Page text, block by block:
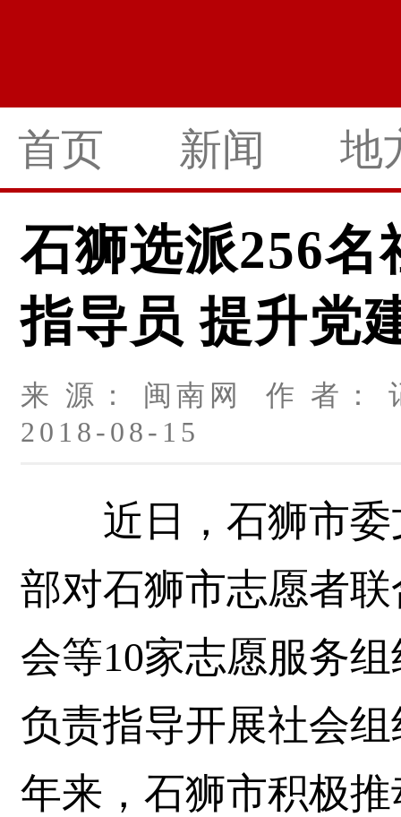
首页 新闻 地
石狮选派256
指导员 提升党
来 源： 闽南网 作 者：
2018-08-15
近日，石狮市委
部对石狮市志愿者
会等10家志愿服务
负责指导开展社会
年来，石狮市积极